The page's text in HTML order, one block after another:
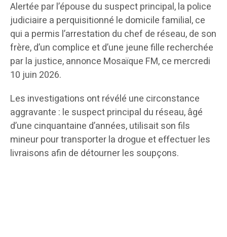
Alertée par l’épouse du suspect principal, la police
judiciaire a perquisitionné le domicile familial, ce
qui a permis l’arrestation du chef de réseau, de son
frère, d’un complice et d’une jeune fille recherchée
par la justice, annonce Mosaïque FM, ce mercredi
10 juin 2026.
Les investigations ont révélé une circonstance
aggravante : le suspect principal du réseau, âgé
d’une cinquantaine d’années, utilisait son fils
mineur pour transporter la drogue et effectuer les
livraisons afin de détourner les soupçons.